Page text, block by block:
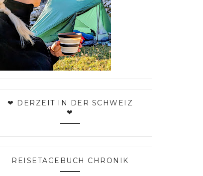
❤ DERZEIT IN DER SCHWEIZ
❤
REISETAGEBUCH CHRONIK